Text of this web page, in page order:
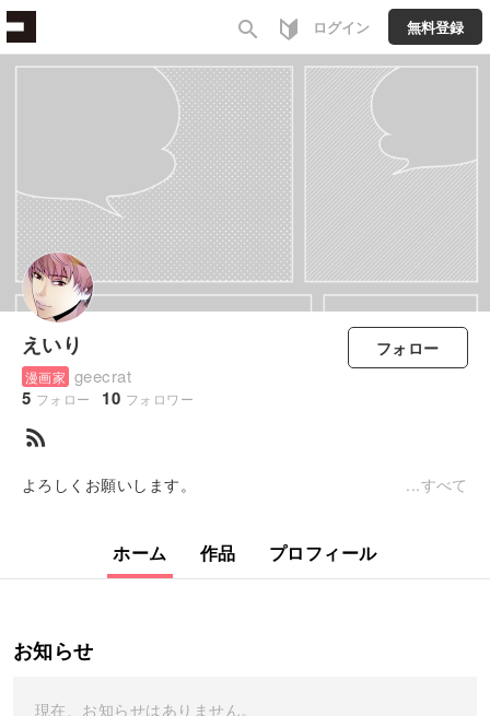
search ログイン 無料登録
えいり
漫画家 geecrat
5 フォロー 10 フォロワー
フォロー
rss_feed
よろしくお願いします。 すべて
ホーム 作品 プロフィール
お知らせ
現在、お知らせはありません。